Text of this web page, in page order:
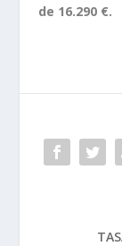
de 16.290 €.